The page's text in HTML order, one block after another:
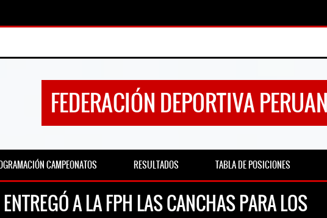
FEDERACIÓN DEPORTIVA
CAMPEONATOS RESULTADOS TABLA DE POSICIONES
A LA FPH LAS CANCHAS PARA LOS